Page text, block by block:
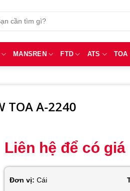
MANSREN FTD ATS TOA
TOA A-2240
Liên hệ để có giá
Đơn vị: Cái